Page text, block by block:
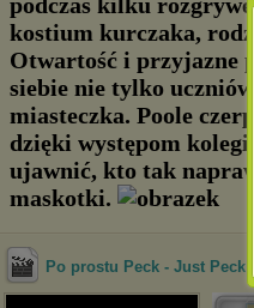
kostium kurczaka,
Otwartość i przyjazne
siebie nie tylko uczniów
miasteczka. Poole
dzięki występom
ujawnić, kto tak
maskotki.
Po prostu Peck - Just Peck